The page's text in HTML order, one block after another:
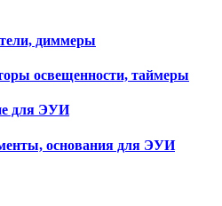
диммеры
освещенности, таймеры
для ЭУИ
основания для ЭУИ